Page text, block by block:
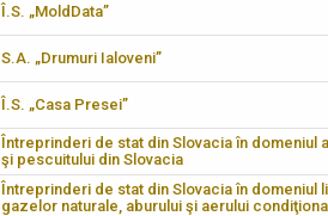
Î.S. „MoldData”
S.A. „Drumuri Ialoveni”
Î.S. „Casa Presei”
Întreprinderi de stat din Slovacia în domeniul
şi pescuitului din Slovacia
Întreprinderi de stat din Slovacia în domeniul
gazelor naturale, aburului şi aerului